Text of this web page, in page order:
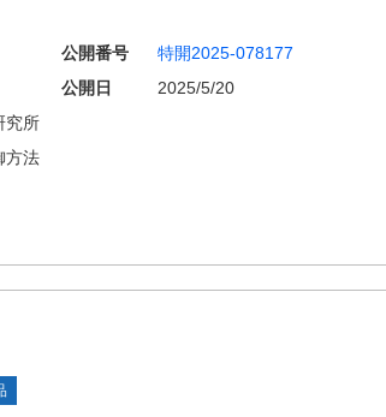
公開番号
特開2025-078177
公開日
2025/5/20
究所
方法